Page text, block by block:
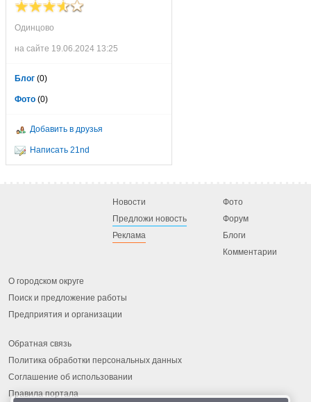
Одинцово
на сайте 19.06.2024 13:25
Блог (0)
Фото (0)
Добавить в друзья
Написать 21nd
Новости
Предложи новость
Реклама
Фото
Форум
Блоги
Комментарии
О городском округе
Поиск и предложение работы
Предприятия и организации
Обратная связь
Политика обработки персональных данных
Соглашение об использовании
Правила портала